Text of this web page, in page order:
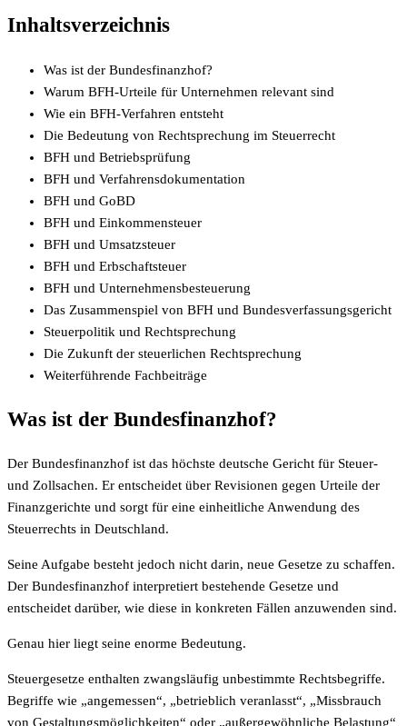
Inhaltsverzeichnis
Was ist der Bundesfinanzhof?
Warum BFH-Urteile für Unternehmen relevant sind
Wie ein BFH-Verfahren entsteht
Die Bedeutung von Rechtsprechung im Steuerrecht
BFH und Betriebsprüfung
BFH und Verfahrensdokumentation
BFH und GoBD
BFH und Einkommensteuer
BFH und Umsatzsteuer
BFH und Erbschaftsteuer
BFH und Unternehmensbesteuerung
Das Zusammenspiel von BFH und Bundesverfassungsgericht
Steuerpolitik und Rechtsprechung
Die Zukunft der steuerlichen Rechtsprechung
Weiterführende Fachbeiträge
Was ist der Bundesfinanzhof?
Der Bundesfinanzhof ist das höchste deutsche Gericht für Steuer-
und Zollsachen. Er entscheidet über Revisionen gegen Urteile der
Finanzgerichte und sorgt für eine einheitliche Anwendung des
Steuerrechts in Deutschland.
Seine Aufgabe besteht jedoch nicht darin, neue Gesetze zu schaffen.
Der Bundesfinanzhof interpretiert bestehende Gesetze und
entscheidet darüber, wie diese in konkreten Fällen anzuwenden sind.
Genau hier liegt seine enorme Bedeutung.
Steuergesetze enthalten zwangsläufig unbestimmte Rechtsbegriffe.
Begriffe wie „angemessen“, „betrieblich veranlasst“, „Missbrauch
von Gestaltungsmöglichkeiten“ oder „außergewöhnliche Belastung“